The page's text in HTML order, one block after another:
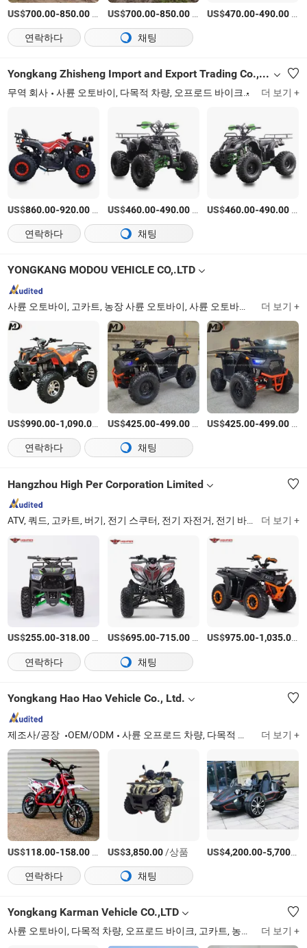
US$700.00-850.00 US$700.00-850.00/상품 US$470.00-490.00
연락하다
채팅
Yongkang Zhisheng Import and Export Trading Co., Ltd.
무역 회사 사륜 오토바이, 다목적 차량, 오프로드 바이크 Zhejiang
더 보기 +
US$860.00-920.00 US$460.00-490.00/상품 US$460.00-490.00
연락하다
채팅
YONGKANG MODOU VEHICLE CO,.LTD
사륜 오토바이, 고카트, 농장 사륜 오토바이, 사륜 오토바이 액세서리 더 보기 +
US$990.00-1,090.00 /PCUS$425.00-499.00/상품 US$425.00-499.00
연락하다
채팅
Hangzhou High Per Corporation Limited
ATV, 쿼드, 고카트, 버기, 전기 스쿠터, 전기 자전거, 전기 바이크, 전동 스쿠터, 오프로드 바이크, 오토바이 더 보기 +
US$255.00-318.00 US$695.00-715.00/상품 US$975.00-1,035.00 /
연락하다
채팅
Yongkang Hao Hao Vehicle Co., Ltd.
제조사/공장 OEM/ODM 사륜 오프로드 차량, 다목적 차량, 이륜 오프로드 차량 더 보기 +
US$118.00-158.00 US$3,850.00/상품 US$4,200.00-5,700.00
연락하다
채팅
Yongkang Karman Vehicle CO.,LTD
사륜 오토바이, 다목적 차량, 오프로드 바이크, 고카트, 농업용 사륜 오토바이, 피트 바이크, 농업용 다목적 차량 더 보기 +